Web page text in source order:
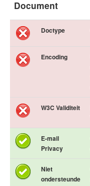
Document
Doctype
Encoding
W3C Validiteit
E-mail
Privacy
Niet
ondersteunde